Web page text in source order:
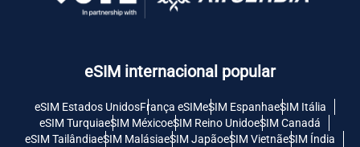
eSIM internacional popular
eSIM Estados UnidosFrança eSIMeSIM EspanhaeSIM Itália
eSIM TurquiaeSIM MéxicoeSIM Reino UnidoeSIM Canadá
eSIM TailândiaeSIM MalásiaeSIM JapãoeSIM VietnãeSIM Índia